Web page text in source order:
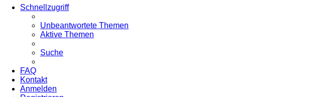
Schnellzugriff
Unbeantwortete Themen
Aktive Themen
Suche
FAQ
Kontakt
Anmelden